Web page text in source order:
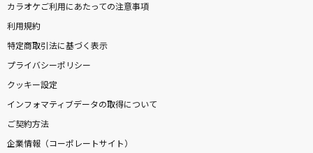
カラオケご利用にあたっての注意事項
利用規約
特定商取引法に基づく表示
プライバシーポリシー
クッキー設定
インフォマティブデータの取得について
ご契約方法
企業情報（コーポレートサイト）